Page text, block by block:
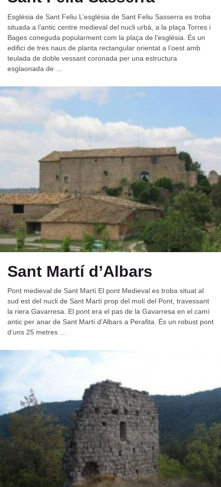
Església de Sant Feliu L’església de Sant Feliu Sasserra es troba
situada a l’antic centre medieval del nucli urbà, a la plaça Torres i
Bages coneguda popularment com la plaça de l’església. És un
edifici de tres naus de planta rectangular orientat a l’oest amb
teulada de doble vessant coronada per una estructura
esglaonada de …
Sant Martí d’Albars
Pont medieval de Sant Martí El pont Medieval es troba situat al
sud est del nucli de Sant Martí prop del molí del Pont, travessant
la riera Gavarresa. El pont era el pas de la Gavarresa en el camí
antic per anar de Sant Martí d’Albars a Perafita. És un robust pont
d’uns 25 metres …